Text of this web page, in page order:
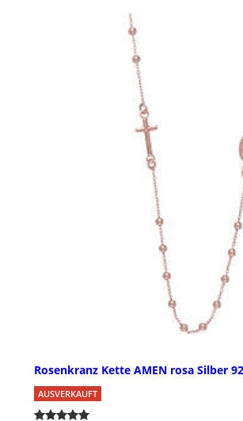
Rosenkranz Kette AMEN rosa Silber
AUSVERKAUFT